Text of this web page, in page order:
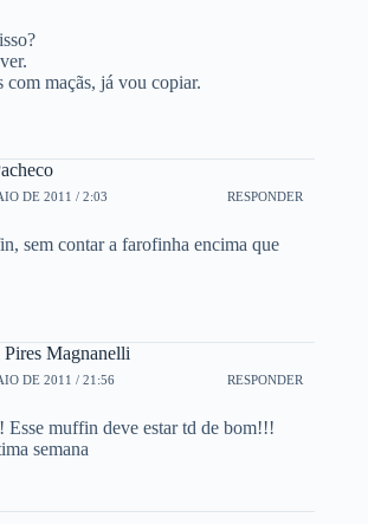
com maçãs, já vou copiar.
DE 2011 / 2:03 RESPONDER
sem contar a farofinha encima que
Pires Magnanelli
DE 2011 / 21:56 RESPONDER
muffin deve estar td de bom!!!
semana